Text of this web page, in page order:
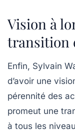
Vision à
transition
Enfin, Sylvain
d’avoir une
pérennité des
promeut une
à tous les